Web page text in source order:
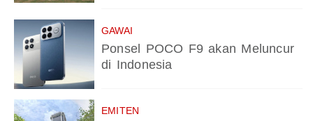
GAWAI
Ponsel POCO F9 akan Meluncur
di Indonesia
EMITEN